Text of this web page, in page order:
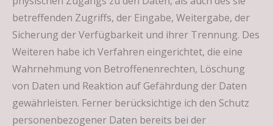
betreffenden Zugriffs, der Eingabe, Weitergabe, der
Sicherung der Verfügbarkeit und ihrer Trennung. Des
Weiteren habe ich Verfahren eingerichtet, die eine
Wahrnehmung von Betroffenenrechten, Löschung
von Daten und Reaktion auf Gefährdung der Daten
gewährleisten. Ferner berücksichtige ich den Schutz
personenbezogener Daten bereits bei der